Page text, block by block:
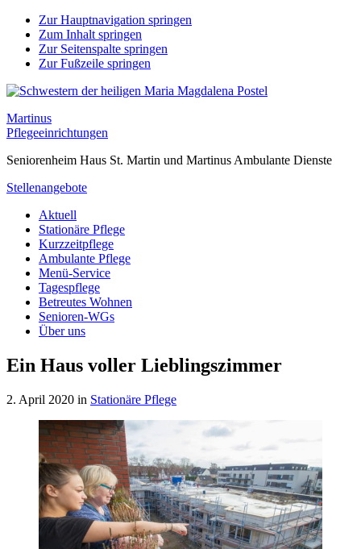
Zur Hauptnavigation springen
Zum Inhalt springen
Zur Seitenspalte springen
Zur Fußzeile springen
Martinus
Pflegeeinrichtungen
Seniorenheim Haus St. Martin und Martinus Ambulante Dienste
Stellenangebote
Aktuell
Stationäre Pflege
Kurzzeitpflege
Ambulante Pflege
Menü-Service
Tagespflege
Betreutes Wohnen
Senioren-WGs
Über uns
Ein Haus voller Lieblingszimmer
2. April 2020 in Stationäre Pflege